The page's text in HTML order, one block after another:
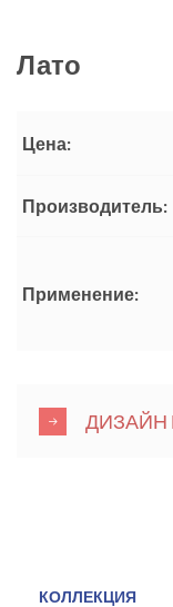
Лато
Цена:
Производитель:
Применение:
ДИЗАЙН
КОЛЛЕКЦИЯ